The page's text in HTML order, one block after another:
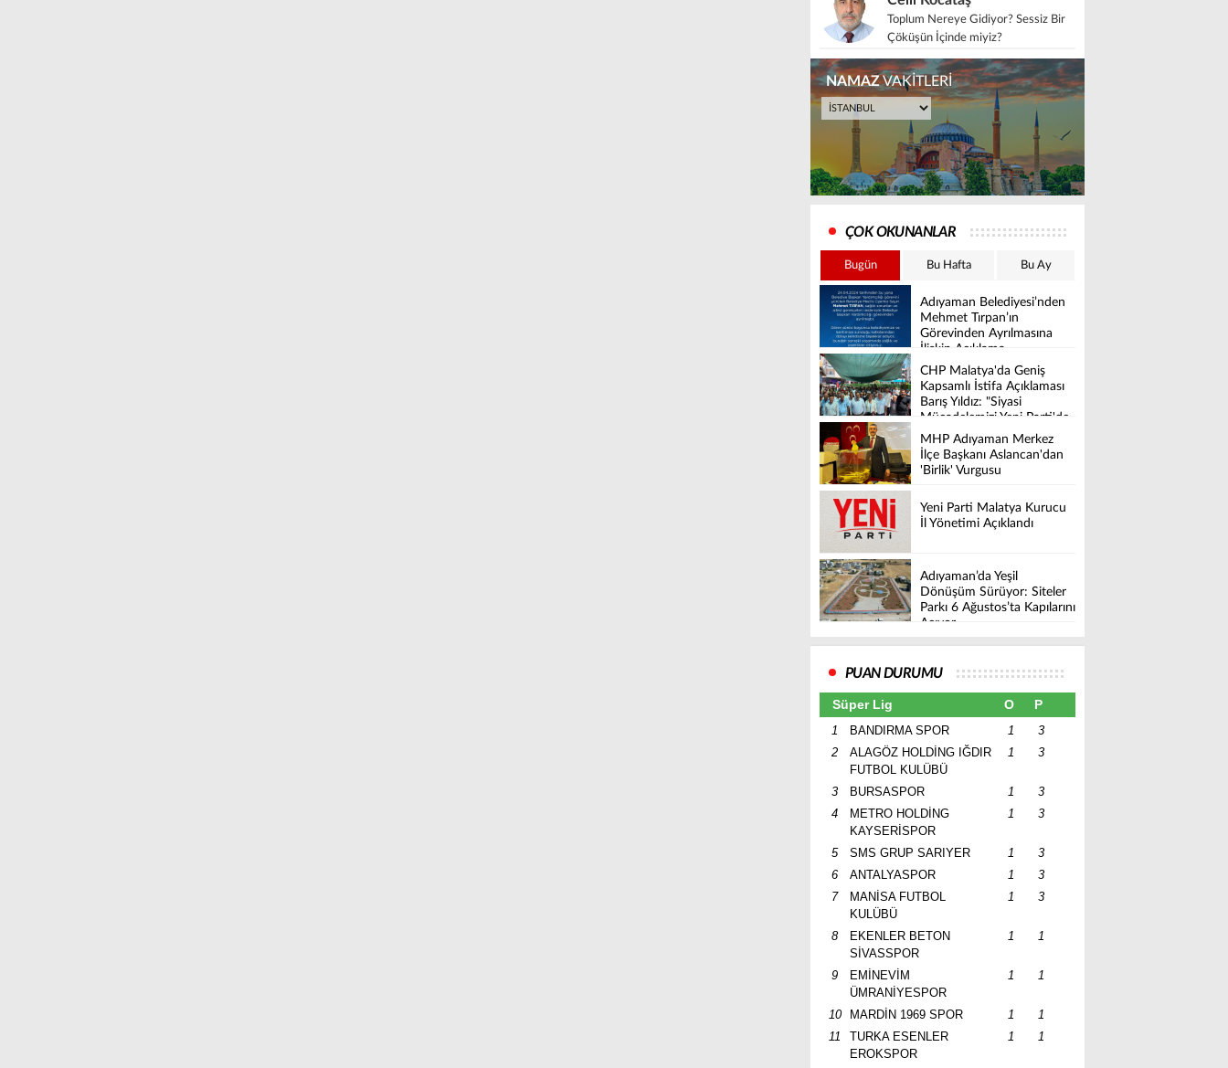
Toplum Nereye Gidiyor? Sessiz Bir
Çöküşün İçinde miyiz?
NAMAZVAKİTLERİ
ÇOK OKUNANLAR
Bugün Bu Hafta Bu Ay
Adıyaman Belediyesi’nden
Mehmet Tırpan’ın
Görevinden Ayrılmasına
İlişkin Açıklama
CHP Malatya'da Geniş
Kapsamlı İstifa Açıklaması
Barış Yıldız: "Siyasi
Mücadelemizi Yeni Parti'de
Sürdüreceğiz"
MHP Adıyaman Merkez
İlçe Başkanı Aslancan'dan
'Birlik' Vurgusu
Yeni Parti Malatya Kurucu
İl Yönetimi Açıklandı
Adıyaman’da Yeşil
Dönüşüm Sürüyor: Siteler
Parkı 6 Ağustos’ta Kapılarını
Açıyor
PUAN DURUMU
Süper Lig O P
1 BANDIRMA SPOR 1
3
2
ALAGÖZ HOLDİNG IĞDIR
FUTBOL KULÜBÜ
1 3
3 BURSASPOR 1
3
4
METRO HOLDİNG
KAYSERİSPOR
1 3
5 SMS GRUP SARIYER 1
3
6
ANTALYASPOR 1
3
7
MANİSA FUTBOL
KULÜBÜ
1 3
8
EKENLER BETON
SİVASSPOR
1 1
9
EMİNEVİM
ÜMRANİYESPOR
1 1
10 MARDİN 1969 SPOR 1
1
11
TURKA ESENLER
EROKSPOR
1 1